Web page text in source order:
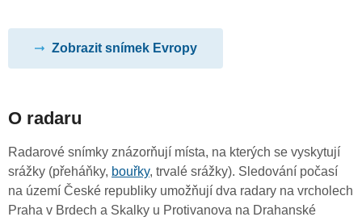
Zobrazit snímek Evropy
O radaru
Radarové snímky znázorňují místa, na kterých se vyskytují
srážky (přeháňky, bouřky, trvalé srážky). Sledování počasí
na území České republiky umožňují dva radary na vrcholech
Praha v Brdech a Skalky u Protivanova na Drahanské